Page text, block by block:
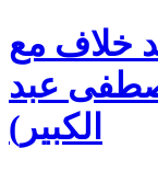
خلاف مع
عبد
الكبير)